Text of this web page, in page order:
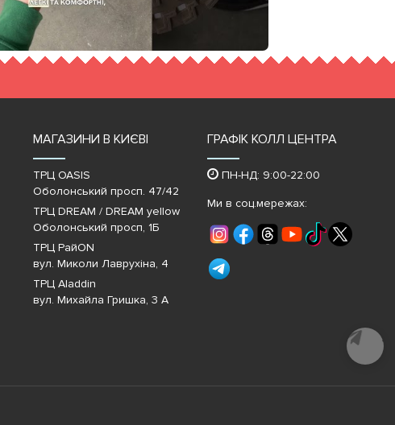
МАГАЗИНИ В КИЄВІ
ТРЦ OASIS
Оболонський просп. 47/42
ТРЦ DREAM / DREAM yellow
Оболонський просп, 1Б
ТРЦ РайON
вул. Миколи Лаврухіна, 4
ТРЦ Aladdin
вул. Михайла Гришка, 3 А
ГРАФІК КОЛЛ ЦЕНТРА
ПН-НД: 9:00-22:00
Ми в соц.мережах:
Почати
діалог